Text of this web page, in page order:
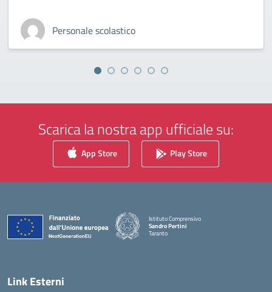
Personale scolastico
Scarica la nostra app ufficiale su:
App Store Play Store
Istituto Comprensivo
Sandro Pertini
Taranto
Link Esterni